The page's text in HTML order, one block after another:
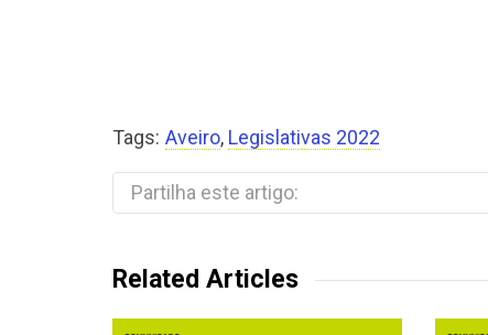
Tags: Aveiro, Legislativas 2022
Partilha este artigo:
Related Articles